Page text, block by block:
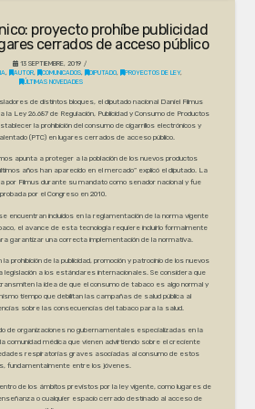
proyecto prohíbe publicidad
cerrados de acceso público
13 SEPTIEMBRE, 2019
, AUTOR, COMUNICADOS, DIPUTADO, PROYECTOS DE LEY,
ÚLTIMAS NOVEDADES
de distintos bloques, el diputado nacional Daniel Filmus
Ley 26.687 de Regulación, Publicidad y Consumo de Productos
la prohibición del consumo de cigarrillos electrónicos y
(PTC) en lugares cerrados de acceso público.
apunta a proteger a la población de los nuevos productos
años han aparecido en el mercado” explicó el diputado. La
por Filmus durante su mandato como senador nacional y fue
por el Congreso en 2010.
encuentran incluidos en la reglamentación de la norma vigente
el avance de esta tecnología requiere incluirlo formalmente
garantizar una correcta implementación de la normativa.
prohibición de la publicidad, promoción y patrocinio de los nuevos
a los estándares internacionales. Se considera que
la idea de que el consumo de tabaco es algo normal y
tiempo que debilitan las campañas de salud pública al
sobre las consecuencias del tabaco para la salud.
de organizaciones no gubernamentales especializadas en la
comunidad médica que vienen advirtiendo sobre el creciente
respiratorias graves asociadas al consumo de estos
fundamentalmente entre los jóvenes.
de los ámbitos previstos por la ley vigente, como lugares de
o cualquier espacio cerrado destinado al acceso de